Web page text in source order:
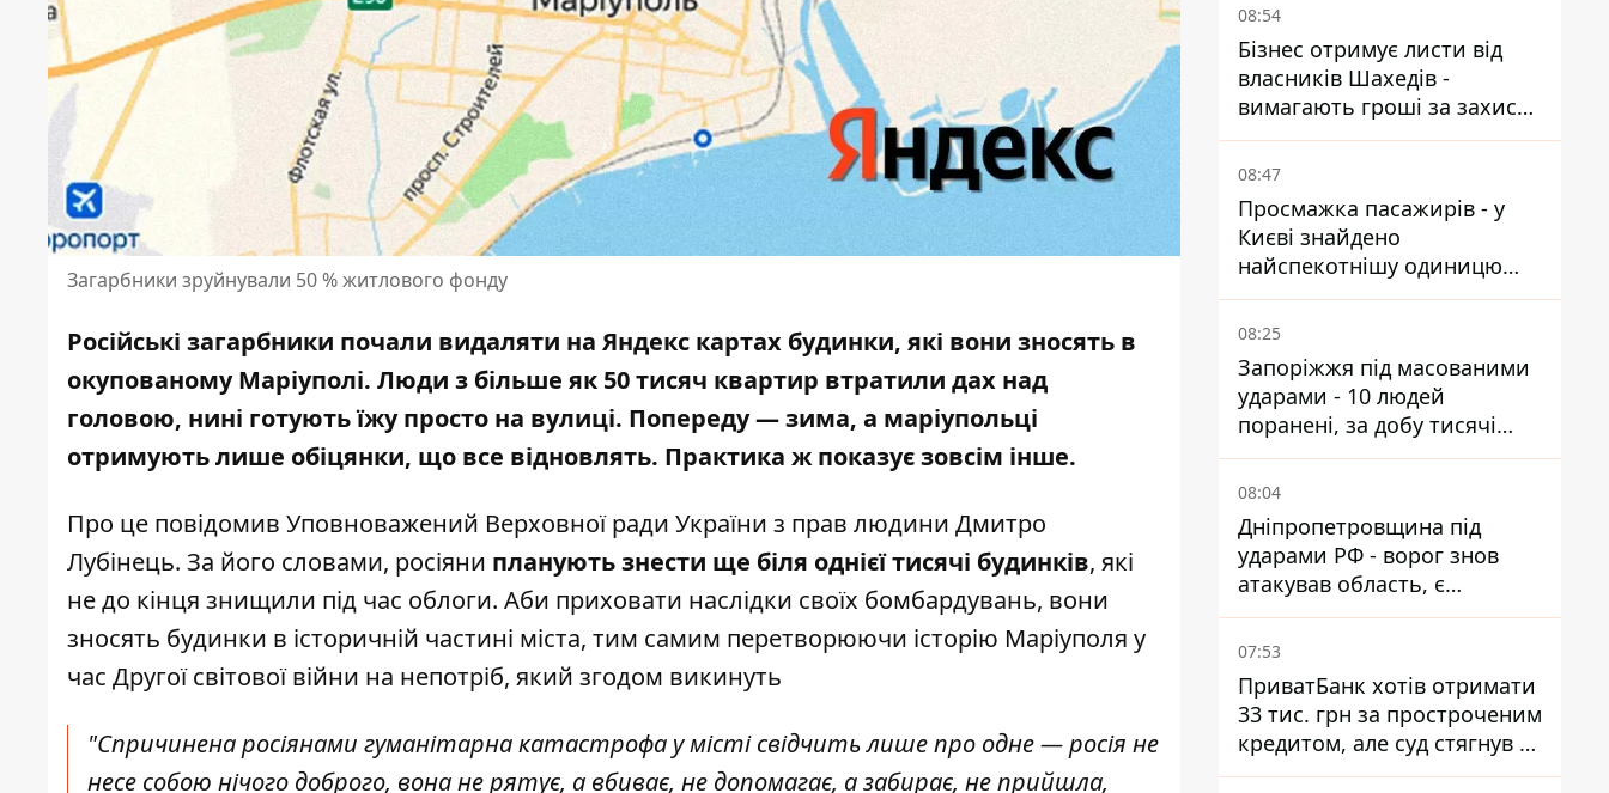
Загарбники зруйнували 50 % житлового фонду
Російські загарбники почали видаляти на Яндекс картах будинки, які вони зносять в
окупованому Маріуполі. Люди з більше як 50 тисяч квартир втратили дах над
головою, нині готують їжу просто на вулиці. Попереду — зима, а маріупольці
отримують лише обіцянки, що все відновлять. Практика ж показує зовсім інше.
Про це повідомив Уповноважений Верховної ради України з прав людини Дмитро
Лубінець. За його словами, росіяни планують знести ще біля однієї тисячі будинків, які
не до кінця знищили під час облоги. Аби приховати наслідки своїх бомбардувань, вони
зносять будинки в історичній частині міста, тим самим перетворюючи історію Маріуполя у
час Другої світової війни на непотріб, який згодом викинуть
"Спричинена росіянами гуманітарна катастрофа у місті свідчить лише про одне — росія не
несе собою нічого доброго, вона не рятує, а вбиває, не допомагає, а забирає, не прийшла,
08:54
Бізнес отримує листи від
власників Шахедів -
вимагають гроші за захист
від атак
08:47
Просмажка пасажирів - у
Києві знайдено
найспекотнішу одиницю
громадського транспорту
08:25
Запоріжжя під масованими
ударами - 10 людей
поранені, за добу тисячі
атак
08:04
Дніпропетровщина під
ударами РФ - ворог знов
атакував область, є
руйнування та пожежі
07:53
ПриватБанк хотів отримати
33 тис. грн за простроченим
кредитом, але суд стягнув з
боржниці лише 22 тис. грн